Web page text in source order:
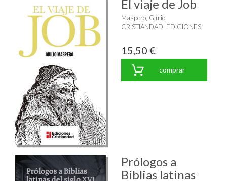
El viaje de Job
Maspero, Giulio
CRISTIANDAD, EDICIONES
15,50 €
comprar
Prólogos a
Biblias latinas